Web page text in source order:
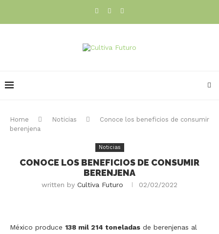
Home Noticias
Conoce los beneficios de consumir
berenjena
Noticias
CONOCE LOS BENEFICIOS DE CONSUMIR
BERENJENA
written by Cultiva Futuro 02/02/2022
México produce 138 mil 214 toneladas de berenjenas al